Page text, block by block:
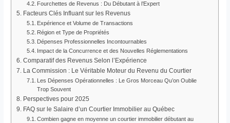
Fourchettes de Revenus : Du Débutant à l’Expert
Facteurs Clés Influant sur les Revenus
Expérience et Volume de Transactions
Région et Type de Propriétés
Dépenses Professionnelles Incontournables
Impact de la Concurrence et des Nouvelles Réglementations
Comparatif des Revenus Selon l’Expérience
La Commission : Le Véritable Moteur du Revenu du Courtier
Les Dépenses Opérationnelles : Le Gros Morceau Qu’on Oublie
Trop Souvent
Perspectives pour 2025
FAQ sur le Salaire d’un Courtier Immobilier au Québec
Combien gagne en moyenne un courtier immobilier débutant au